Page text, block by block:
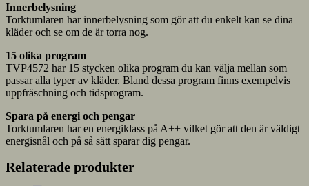
Innerbelysning
Torktumlaren har innerbelysning som gör att du enkelt kan se dina
kläder och se om de är torra nog.
15 olika program
TVP4572 har 15 stycken olika program du kan välja mellan som
passar alla typer av kläder. Bland dessa program finns exempelvis
uppfräschning och tidsprogram.
Spara på energi och pengar
Torktumlaren har en energiklass på A++ vilket gör att den är väldigt
energisnål och på så sätt sparar dig pengar.
Relaterade produkter